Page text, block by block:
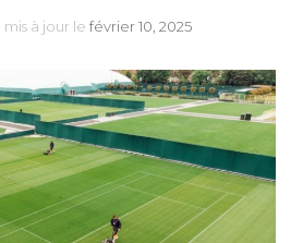
mis à jour le février 10, 2025